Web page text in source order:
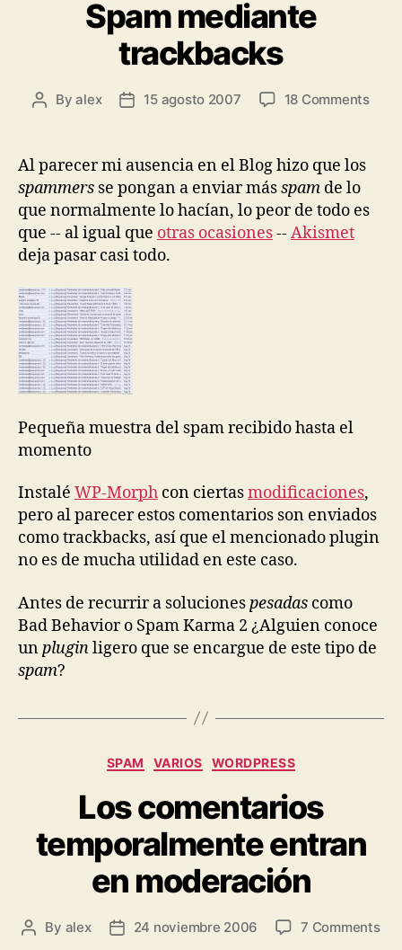
Spam mediante
trackbacks
PostByalex
Post15 agosto 2007 18 Commentson
Al parecer mi ausencia en el Blog hizo que los
spammers se pongan a enviar másspam de lo
que normalmente lo hacían, lo peor de todo es
que -- al igual que otras ocasiones--Akismet
deja pasar casi todo.
Pequeña muestra del spam recibido hasta el
momento
Instalé WP-Morph con ciertasmodificaciones,
pero al parecer estos comentarios son enviados
como trackbacks, así que el mencionado plugin
no es de mucha utilidad en este caso.
Antes de recurrir a solucionespesadas como
Bad Behavior o Spam Karma 2 ¿Alguien conoce
unpluginligero que se encargue de este tipo de
spam?
Categories
SPAM VARIOS WORDPRESS
Los comentarios
temporalmente entran
en moderación
Post
By alex
Post24 noviembre 2006 7 Commentson